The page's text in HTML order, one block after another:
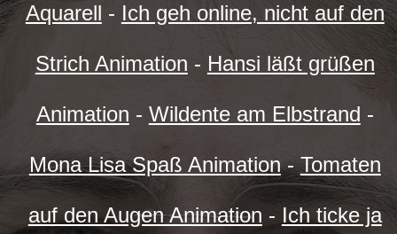
Aquarell - Ich geh online, nicht auf den
Strich Animation - Hansi läßt grüßen
Animation - Wildente am Elbstrand -
Mona Lisa Spaß Animation-Tomaten
auf den Augen Animation - Ich ticke ja